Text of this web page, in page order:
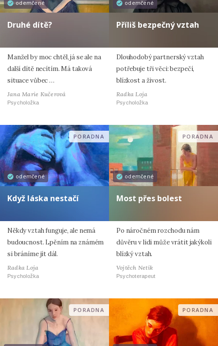
odemčené
Druhé dítě?
Manžel by moc chtěl, já se ale na
další dítě necítím. Má taková
situace vůbec …
Jana Marie Kučerová
Psycholožka
odemčené
Příliš bezpečný vztah
Dlouhodobý partnerský vztah
potřebuje tři věci: bezpečí,
blízkost a živost.
Radka Loja
Psycholožka
odemčené
PORADNA
Když láska nestačí
Někdy vztah funguje, ale nemá
budoucnost. Lpěním na známém
si bráníme jít dál.
Radka Loja
Psycholožka
odemčené
PORADNA
Most přes bolest
Po náročném rozchodu nám
důvěru v lidi může vrátit jakýkoli
blízký vztah.
Vojtěch Netík
Psychoterapeut
PORADNA PORADNA